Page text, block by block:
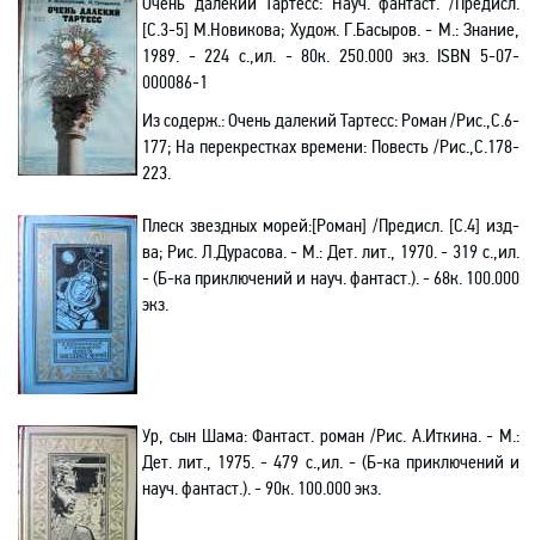
[С.3-5] М.Новикова; Худож. Г.Басыров. - М.: Знание,
1989. - 224 с.,ил. - 80к. 250.000 экз. ISBN 5-07-
000086-1
Из содерж.:Очень далекий Тартесс: Роман /Рис.,С.6-
177; На перекрестках времени: Повесть /Рис.,С.178-
223.
Плеск звездных морей:[Роман] /Предисл. [С.4] изд-
ва; Рис. Л.Дурасова. - М.: Дет. лит., 1970. - 319 с.,ил.
- (Б-ка приключений и науч. фантаст.). - 68к. 100.000
экз.
Ур, сын Шама: Фантаст. роман /Рис. А.Иткина. - М.:
Дет. лит., 1975. - 479 с.,ил. - (Б-ка приключений и
науч. фантаст.). - 90к. 100.000 экз.